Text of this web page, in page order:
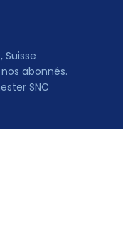
abonnés.
SNC